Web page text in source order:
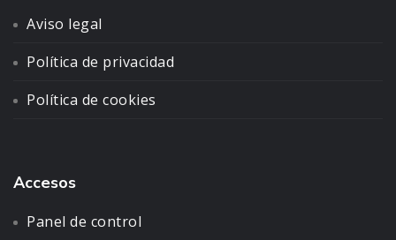
Aviso legal
Política de privacidad
Política de cookies
Accesos
Panel de control